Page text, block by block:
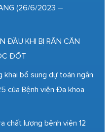
(26/6/2023 –
ĐẦU KHI BỊ RẮN CẮN
ĐỐT
bổ sung dự toán ngân
của Bệnh viện Đa khoa
chất lượng bệnh viện 12